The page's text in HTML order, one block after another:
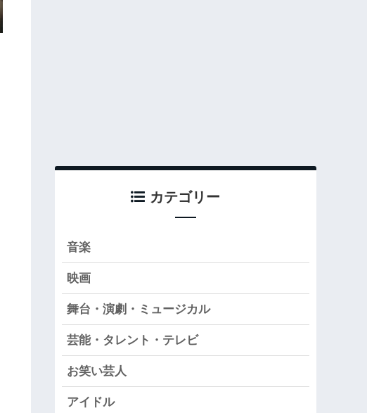
カテゴリー
音楽
映画
舞台・演劇・ミュージカル
芸能・タレント・テレビ
お笑い芸人
アイドル